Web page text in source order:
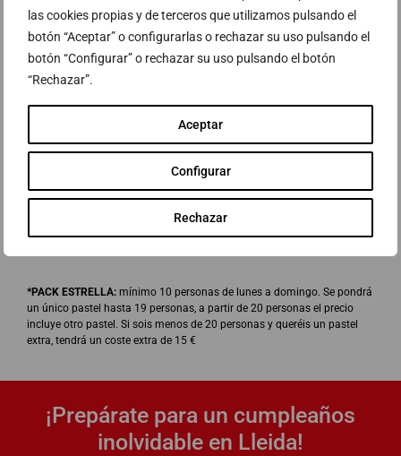
las cookies propias y de terceros que utilizamos pulsando el
botón “Aceptar” o configurarlas o rechazar su uso pulsando el
botón “Configurar” o rechazar su uso pulsando el botón
“Rechazar”.
Configurar
Rechazar
Aceptar
Pack Estrella*
Lunes a jueves
15 € / persona
Bebida
Pizza o sándwich
*PACK ESTRELLA: mínimo 10 personas de lunes a domingo. Se pondrá
un único pastel hasta 19 personas, a partir de 20 personas el precio
incluye otro pastel. Si sois menos de 20 personas y queréis un pastel
extra, tendrá un coste extra de 15 €
¡Prepárate para un cumpleaños
inolvidable en Lleida!